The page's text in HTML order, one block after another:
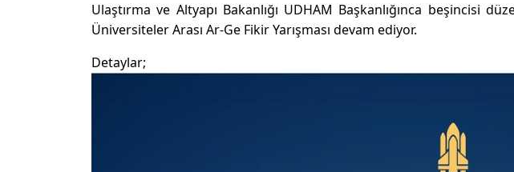
Ulaştırma ve Altyapı Bakanlığı UDHAM Başkanlığınca beşincisi
Üniversiteler Arası Ar-Ge Fikir Yarışması devam ediyor.
Detaylar;